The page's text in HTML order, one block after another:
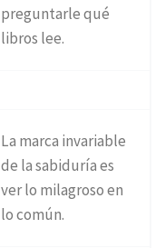
preguntarle qué
libros lee.
La marca invariable
de la sabiduría es
ver lo milagroso en
lo común.